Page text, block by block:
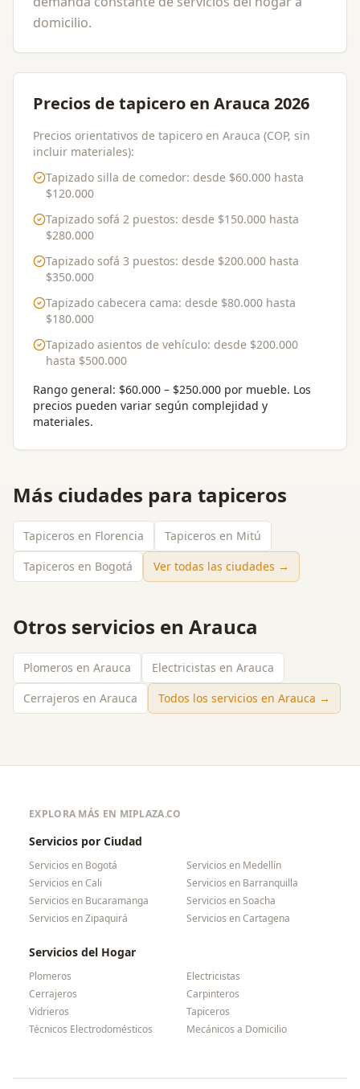
domicilio.
Precios de tapicero en Arauca 2026
Precios orientativos de tapicero en Arauca (COP, sin
incluir materiales):
Tapizado silla de comedor: desde $60.000 hasta
$120.000
Tapizado sofá 2 puestos: desde $150.000 hasta
$280.000
Tapizado sofá 3 puestos: desde $200.000 hasta
$350.000
Tapizado cabecera cama: desde $80.000 hasta
$180.000
Tapizado asientos de vehículo: desde $200.000
hasta $500.000
Rango general: $60.000 – $250.000 por mueble. Los
precios pueden variar según complejidad y
materiales.
Más ciudades para tapiceros
Tapiceros en Florencia
Tapiceros en Mitú
Tapiceros en Bogotá
Ver todas las ciudades →
Otros servicios en Arauca
Plomeros en Arauca
Electricistas en Arauca
Cerrajeros en Arauca
Todos los servicios en Arauca →
EXPLORA MÁS EN MIPLAZA.CO
Servicios por Ciudad
Servicios en Bogotá Servicios en Medellín
Servicios enCali Servicios en Barranquilla
Servicios en Bucaramanga Servicios enSoacha
Servicios enZipaquirá Servicios enCartagena
Servicios del Hogar
Plomeros
Electricistas
Cerrajeros
Carpinteros
Vidrieros
Tapiceros
Técnicos Electrodomésticos
Mecánicos a Domicilio